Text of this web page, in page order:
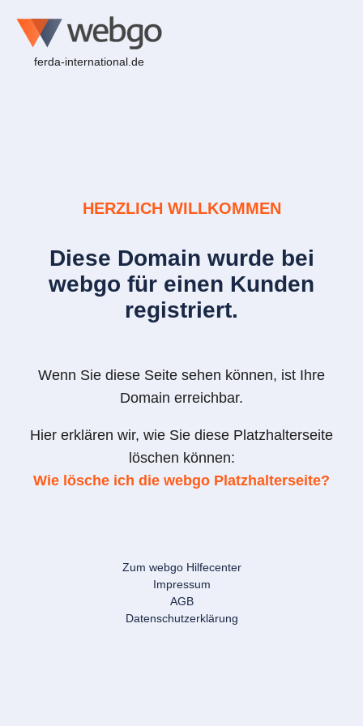
ferda-international.de
HERZLICH WILLKOMMEN
Diese Domain wurde bei
webgo für einen Kunden
registriert.
Wenn Sie diese Seite sehen können, ist Ihre
Domain erreichbar.
Hier erklären wir, wie Sie diese Platzhalterseite
löschen können:
Wie lösche ich die webgo Platzhalterseite?
Zum webgo Hilfecenter
Impressum
AGB
Datenschutzerklärung